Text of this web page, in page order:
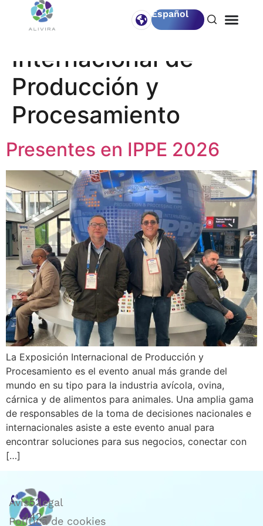
Español
Etiqueta:
Exposición
Internacional de
Producción y
Procesamiento
Presentes en IPPE 2026
La Exposición Internacional de Producción y
Procesamiento es el evento anual más grande del
mundo en su tipo para la industria avícola, ovina,
cárnica y de alimentos para animales. Una amplia gama
de responsables de la toma de decisiones nacionales e
internacionales asiste a este evento anual para
encontrar soluciones para sus negocios, conectar con
[…]
+52
442-
Aviso legal
Política de cookies